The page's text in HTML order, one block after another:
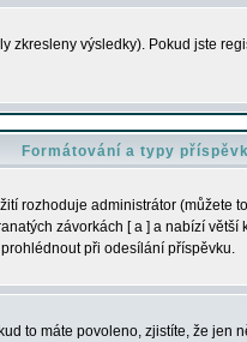
zkresleny výsledky). Pokud jste
Formátování a typy
rozhoduje administrátor (můžete
závorkách [ a ] a nabízí
při odesílání příspěvku.
to máte povoleno, zjistíte, že jen